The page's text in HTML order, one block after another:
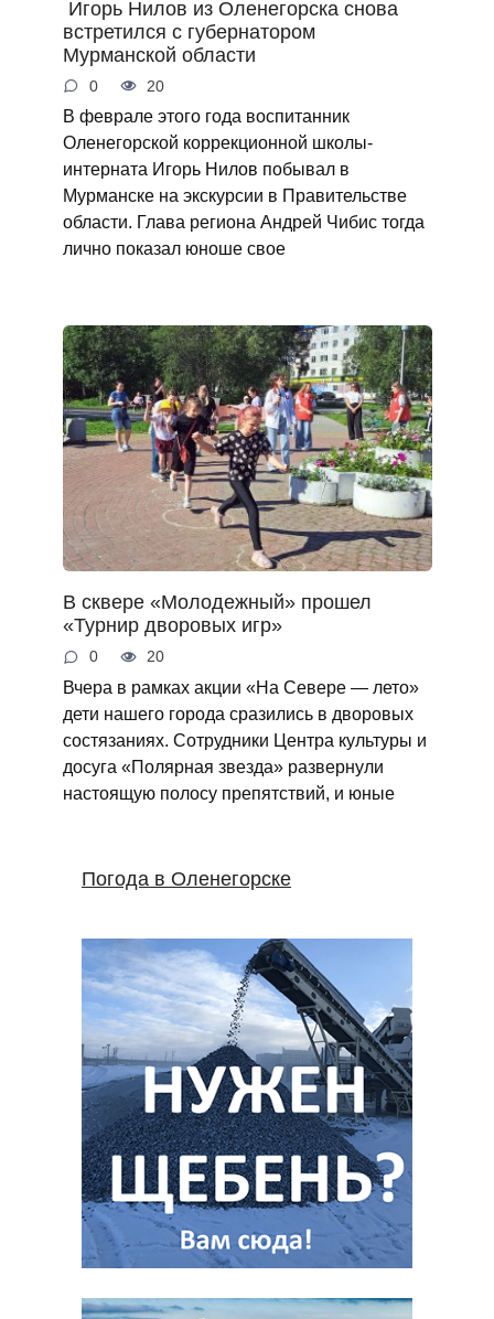
Игорь Нилов из Оленегорска снова
встретился с губернатором
Мурманской области
0 20
В феврале этого года воспитанник
Оленегорской коррекционной школы-
интерната Игорь Нилов побывал в
Мурманске на экскурсии в Правительстве
области. Глава региона Андрей Чибис тогда
лично показал юноше свое
В сквере «Молодежный» прошел
«Турнир дворовых игр»
0 20
Вчера в рамках акции «На Севере — лето»
дети нашего города сразились в дворовых
состязаниях. Сотрудники Центра культуры и
досуга «Полярная звезда» развернули
настоящую полосу препятствий, и юные
Погода в Оленегорске